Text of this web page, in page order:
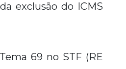
exclusão do ICMS
69 no STF (RE